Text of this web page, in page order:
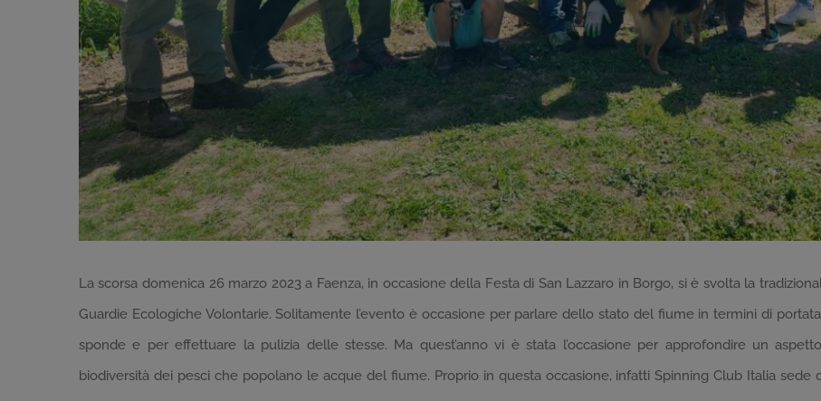
La scorsa domenica 26 marzo 2023 a Faenza, in occasione della Festa di San Lazzaro in Borgo, si è svolta la
Guardie Ecologiche Volontarie. Solitamente l’evento è occasione per parlare dello stato del fiume in termini di
sponde e per effettuare la pulizia delle stesse. Ma quest’anno vi è stata l’occasione per approfondire un
biodiversità dei pesci che popolano le acque del fiume. Proprio in questa occasione, infatti Spinning Club Italia sede